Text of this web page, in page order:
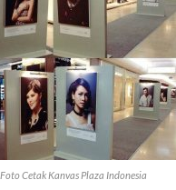
Cetak Kanvas Plaza Indonesia